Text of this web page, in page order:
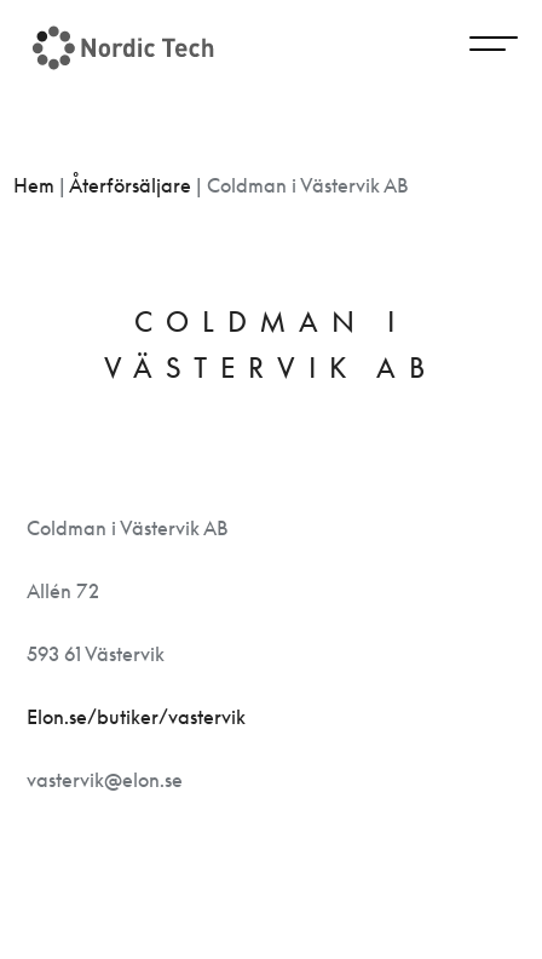
Hem |Återförsäljare |Coldman i Västervik AB
COLDMAN I
VÄSTERVIK AB
Coldman i Västervik AB
Allén 72
593 61 Västervik
Elon.se/butiker/vastervik
vastervik@elon.se